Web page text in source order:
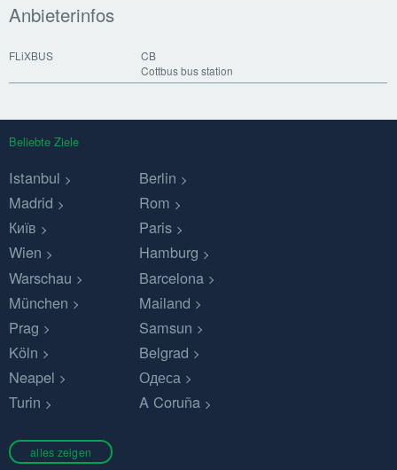
Anbieterinfos
FLiXBUS
CB
Cottbus bus station
Beliebte Ziele
Istanbul
Berlin
Madrid
Rom
Київ
Paris
Wien
Hamburg
Warschau
Barcelona
München
Mailand
Prag
Samsun
Köln
Belgrad
Neapel
Одеса
Turin
A Coruña
alles zeigen